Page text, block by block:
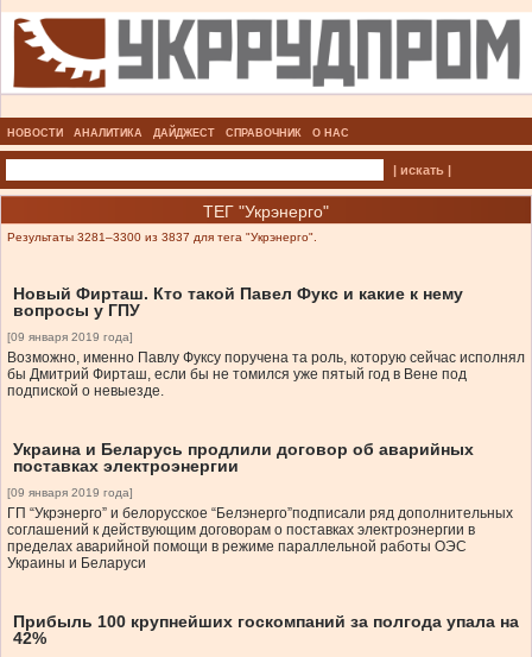
НОВОСТИ АНАЛИТИКА ДАЙДЖЕСТ СПРАВОЧНИК О НАС
| искать |
ТЕГ "Укрэнерго"
Результаты 3281–3300 из 3837 для тега "Укрэнерго".
Новый Фирташ. Кто такой Павел Фукс и какие к нему
вопросы у ГПУ
[09 января 2019 года]
Возможно, именно Павлу Фуксу поручена та роль, которую сейчас исполнял
бы Дмитрий Фирташ, если бы не томился уже пятый год в Вене под
подпиской о невыезде.
Украина и Беларусь продлили договор об аварийных
поставках электроэнергии
[09 января 2019 года]
ГП “Укрэнерго” и белорусское “Белэнерго”подписали ряд дополнительных
соглашений к действующим договорам о поставках электроэнергии в
пределах аварийной помощи в режиме параллельной работы ОЭС
Украины и Беларуси
Прибыль 100 крупнейших госкомпаний за полгода упала на
42%